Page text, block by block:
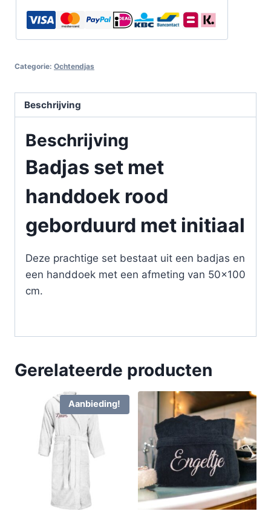
Categorie: Ochtendjas
Beschrijving
Beschrijving
Badjas set met
handdoek rood
geborduurd met initiaal
Deze prachtige set bestaat uit een badjas en
een handdoek met een afmeting van 50×100
cm.
Gerelateerde producten
Aanbieding!